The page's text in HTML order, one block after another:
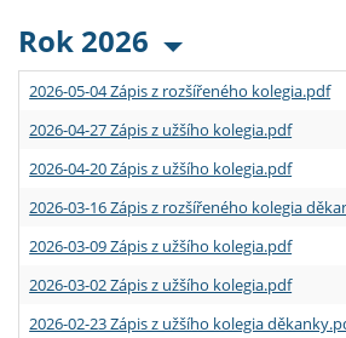
Rok 2026
2026-05-04 Zápis z rozšířeného kolegia.pdf
2026-04-27 Zápis z užšího kolegia.pdf
2026-04-20 Zápis z užšího kolegia.pdf
2026-03-16 Zápis z rozšířeného kolegia
2026-03-09 Zápis z užšího kolegia.pdf
2026-03-02 Zápis z užšího kolegia.pdf
2026-02-23 Zápis z užšího kolegia